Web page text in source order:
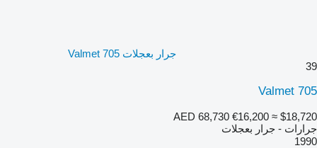
جرار بعجلات Valmet 705
39
Valmet 705
AED 68,730 €16,200 ≈ $18,720
جرارات - جرار بعجلات
1990